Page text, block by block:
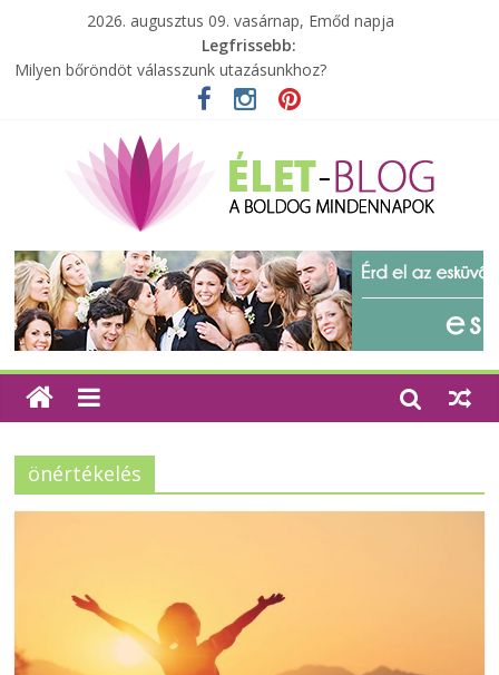
2026. augusztus 09. vasárnap, Emőd napja
Legfrissebb:
Milyen bőröndöt válasszunk utazásunkhoz?
Elérhető zöld energia mindenki számára
Különleges tömörfa ládák Indiából
A zöld forradalom: A mosó- és parfümtermékek környezetbarát
szempontjainak erősítése
önértékelés